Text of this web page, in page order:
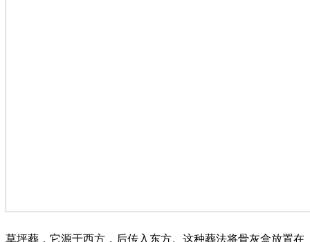
草坪葬，它源于西方，后传入东方。这种葬法将骨灰盒放置在